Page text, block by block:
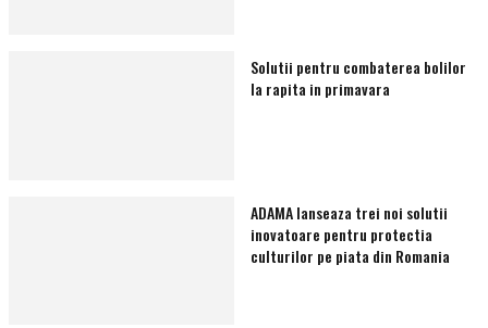
Solutii pentru combaterea bolilor
la rapita in primavara
ADAMA lanseaza trei noi solutii
inovatoare pentru protectia
culturilor pe piata din Romania